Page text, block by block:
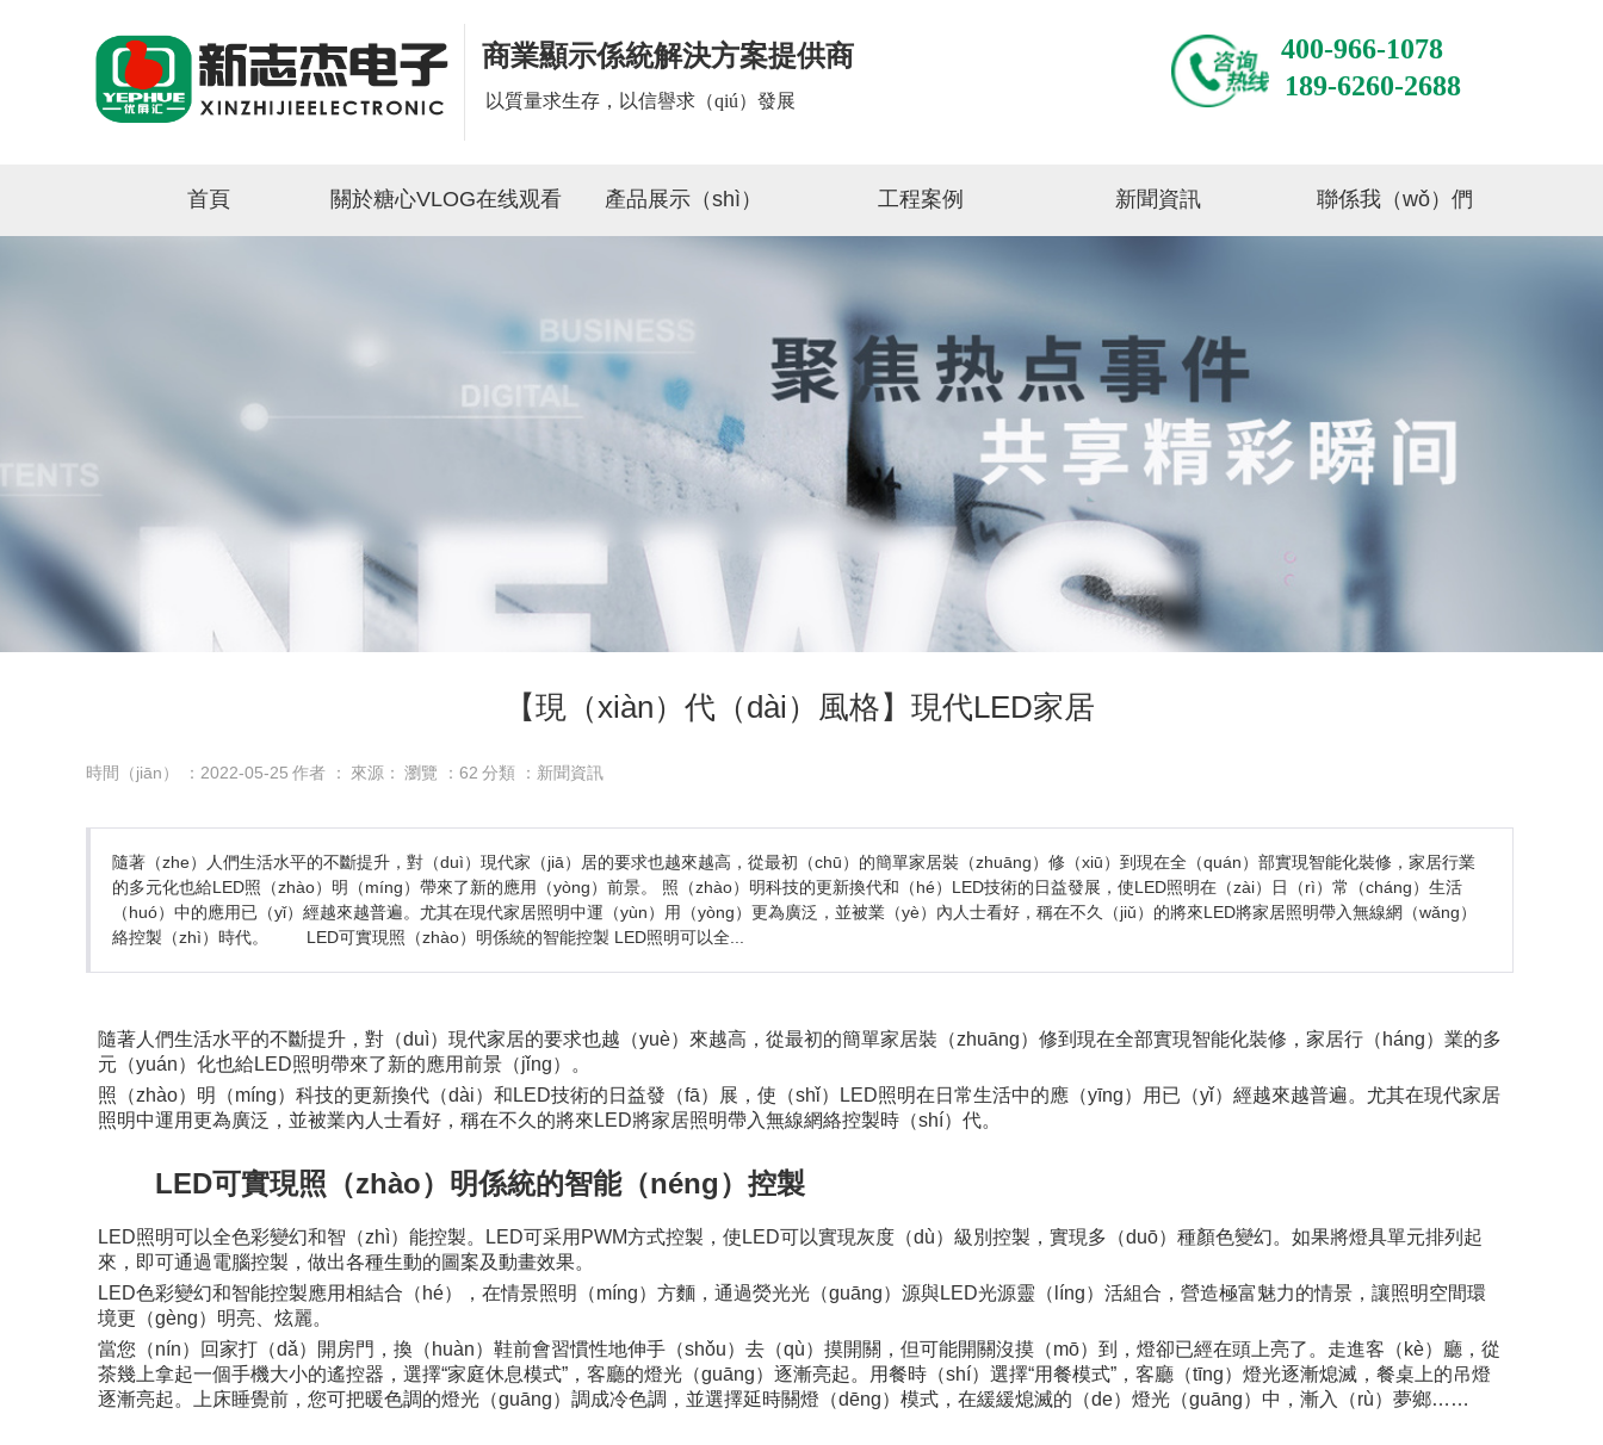
商業顯示係統解決方案提供商
以質量求生存，以信譽求（qiú）發展
400-966-1078
189-6260-2688
首頁 關於糖心VLOG在线观看 產品展示（shì） 工程案例 新聞資訊 聯係我（wǒ）們
【現（xiàn）代（dài）風格】現代LED家居
時間（jiān） ：2022-05-25 作者 ： 來源： 瀏覽 ： 62 分類 ：新聞資訊
隨著（zhe）人們生活水平的不斷提升，對（duì）現代家（jiā）居的要求也越來越高，從最初（chū）的簡單家居裝（zhuāng）修（xiū）到現在全（quán）部實現智能化裝修，家居行業
的多元化也給LED照（zhào）明（míng）帶來了新的應用（yòng）前景。 照（zhào）明科技的更新換代和（hé）LED技術的日益發展，使LED照明在（zài）日（rì）常（cháng）生活
（huó）中的應用已（yǐ）經越來越普遍。尤其在現代家居照明中運（yùn）用（yòng）更為廣泛，並被業（yè）內人士看好，稱在不久（jiǔ）的將來LED將家居照明帶入無線網（wǎng）
絡控製（zhì）時代。 LED可實現照（zhào）明係統的智能控製 LED照明可以全...
隨著人們生活水平的不斷提升，對（duì）現代家居的要求也越（yuè）來越高，從最初的簡單家居裝（zhuāng）修到現在全部實現智能化裝修，家居行（háng）業的多
元（yuán）化也給LED照明帶來了新的應用前景（jǐng）。
照（zhào）明（míng）科技的更新換代（dài）和LED技術的日益發（fā）展，使（shǐ）LED照明在日常生活中的應（yīng）用已（yǐ）經越來越普遍。尤其在現代家居
照明中運用更為廣泛，並被業內人士看好，稱在不久的將來LED將家居照明帶入無線網絡控製時（shí）代。
LED可實現照（zhào）明係統的智能（néng）控製
LED照明可以全色彩變幻和智（zhì）能控製。LED可采用PWM方式控製，使LED可以實現灰度（dù）級別控製，實現多（duō）種顏色變幻。如果將燈具單元排列起
來，即可通過電腦控製，做出各種生動的圖案及動畫效果。
LED色彩變幻和智能控製應用相結合（hé），在情景照明（míng）方麵，通過熒光光（guāng）源與LED光源靈（líng）活組合，營造極富魅力的情景，讓照明空間環
境更（gèng）明亮、炫麗。
當您（nín）回家打（dǎ）開房門，換（huàn）鞋前會習慣性地伸手（shǒu）去（qù）摸開關，但可能開關沒摸（mō）到，燈卻已經在頭上亮了。走進客（kè）廳，從
茶幾上拿起一個手機大小的遙控器，選擇“家庭休息模式”，客廳的燈光（guāng）逐漸亮起。用餐時（shí）選擇“用餐模式”，客廳（tīng）燈光逐漸熄滅，餐桌上的吊燈
逐漸亮起。上床睡覺前，您可把暖色調的燈光（guāng）調成冷色調，並選擇延時關燈（dēng）模式，在緩緩熄滅的（de）燈光（guāng）中，漸入（rù）夢鄉……